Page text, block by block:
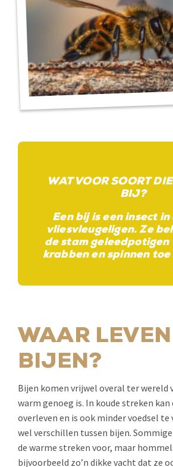
WAT VOOR SOORT
BIJ?
Een bij is een insect
vliesvleugeligen. Ze
de stam geleedpotigen
krabben en spinnen
WAAR LEVEN
BIJEN?
Bijen komen vrijwel overal ter wereld
warm genoeg is. In koude streken
overleven en is ook minder voedsel te
wel verschillen tussen bijen.
de warme streken voor, maar
bijvoorbeeld zo’n dikke vacht dat ze